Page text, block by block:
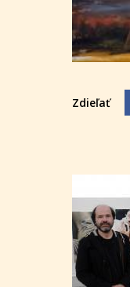
Zdieľať